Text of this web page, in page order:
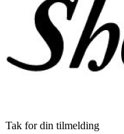
Tak for din tilmelding